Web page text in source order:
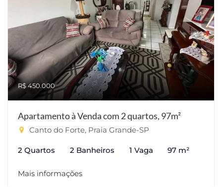
R$ 450.000
Apartamento à Venda com 2 quartos, 97m²
Canto do Forte, Praia Grande-SP
2 Quartos 2 Banheiros 1 Vaga 97 m²
Mais informações